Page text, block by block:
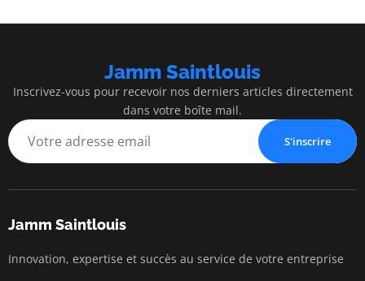
Jamm Saintlouis
Inscrivez-vous pour recevoir nos derniers articles directement
dans votre boîte mail.
S'inscrire
Jamm Saintlouis
Innovation, expertise et succès au service de votre entreprise